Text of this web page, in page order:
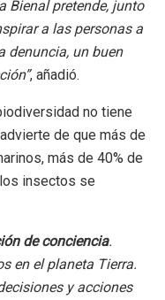
Bienal pretende, junto
a las personas a
denuncia, un buen
, añadió.
no tiene
de que más de
más de 40% de
insectos se
de conciencia.
en el planeta Tierra.
y acciones